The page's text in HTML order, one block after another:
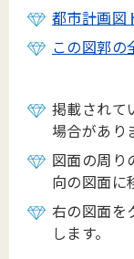
都市計画図
この図郭の
掲載されて
場合があり
図面の周り
向の図面に
右の図面を
します。